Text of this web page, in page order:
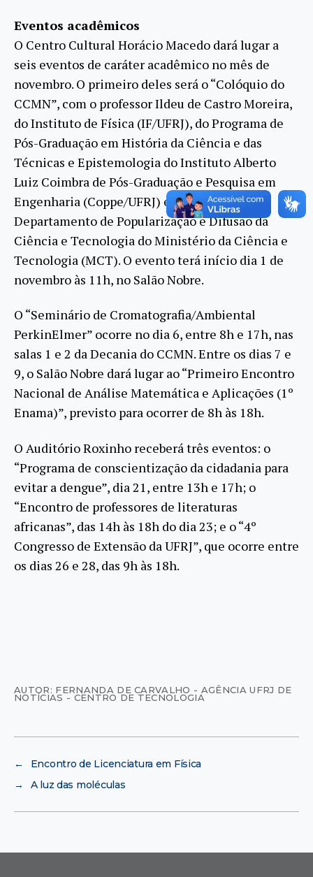
Eventos acadêmicos
O Centro Cultural Horácio Macedo dará lugar a
seis eventos de caráter acadêmico no mês de
novembro. O primeiro deles será o “Colóquio do
CCMN”, com o professor Ildeu de Castro Moreira,
do Instituto de Física (IF/UFRJ), do Programa de
Pós-Graduação em História da Ciência e das
Técnicas e Epistemologia do Instituto Alberto
Luiz Coimbra de Pós-Graduação e Pesquisa em
Engenharia (Coppe/UFRJ) e atual diretor do
Departamento de Popularização e Difusão da
Ciência e Tecnologia do Ministério da Ciência e
Tecnologia (MCT). O evento terá início dia 1 de
novembro às 11h, no Salão Nobre.
O “Seminário de Cromatografia/Ambiental
PerkinElmer” ocorre no dia 6, entre 8h e 17h, nas
salas 1 e 2 da Decania do CCMN. Entre os dias 7 e
9, o Salão Nobre dará lugar ao “Primeiro Encontro
Nacional de Análise Matemática e Aplicações (1º
Enama)”, previsto para ocorrer de 8h às 18h.
O Auditório Roxinho receberá três eventos: o
“Programa de conscientização da cidadania para
evitar a dengue”, dia 21, entre 13h e 17h; o
“Encontro de professores de literaturas
africanas”, das 14h às 18h do dia 23; e o “4º
Congresso de Extensão da UFRJ”, que ocorre entre
os dias 26 e 28, das 9h às 18h.
AUTOR: FERNANDA DE CARVALHO - AGÊNCIA UFRJ DE
NOTÍCIAS - CENTRO DE TECNOLOGIA
←
Encontro de Licenciatura em Física
→
A luz das moléculas